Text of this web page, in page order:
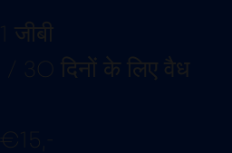
1 जीबी
/ 30 दिनों के लिए वैध
€15,-